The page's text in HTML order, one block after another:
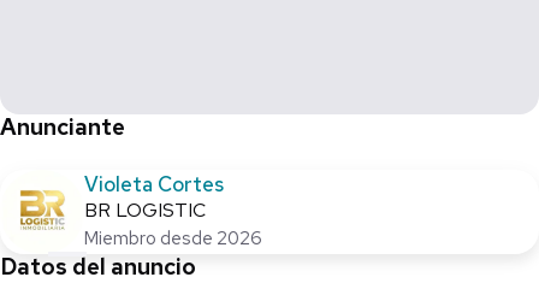
Anunciante
Violeta Cortes
BR LOGISTIC
Miembro desde 2026
Datos del anuncio